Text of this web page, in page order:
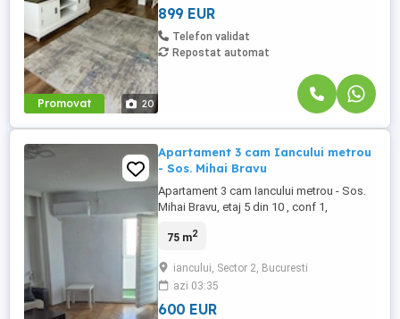
Promovat 20
spectaculoasă, apartamentul ...
899 EUR
Telefon validat
Repostat automat
Apartament 3 cam Iancului metrou
- Sos. Mihai Bravu
Apartament 3 cam Iancului metrou - Sos.
Mihai Bravu, etaj 5 din 10 , conf 1,
constructie 1984, bloc anvelopat, instalatii
faianta, termopan, parchet, 2 balcoane
mari, 2 bai, vedere stradală. Mobilat si
utilat complet, mașină spălat ...
75 m2
iancului, Sector 2, Bucuresti
azi 03:35
600 EUR